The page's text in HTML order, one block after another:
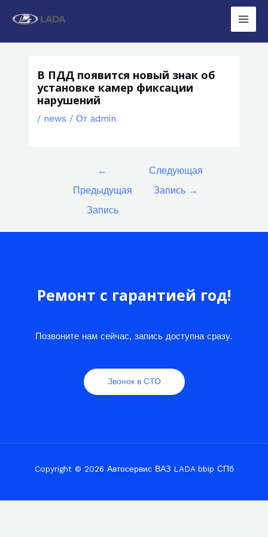
Main
В ПДД появится новый знак об
установке камер фиксации
нарушений
/ news / От admin
←
Предыдущая
Запись
Следующая
Запись →
Ремонт с гарантией год!
Позвоните нам сейчас, запись доступна сразу.
Звонок в СТО
Copyright © 2026 Автосервис ВАЗ LADA bbip СПб